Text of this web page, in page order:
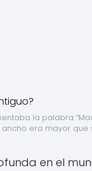
la palabra
era mayor que
en el